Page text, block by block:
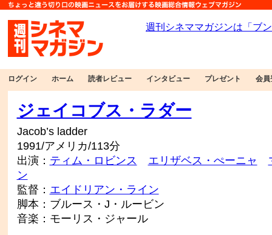
ログイン ホーム 読者レビュー インタビュー プレゼント 会員
ジェイコブス・ラダー
Jacob’s ladder
1991/アメリカ/113分
出演： ティム・ロビンス エリザベス・ぺーニャ
ン
監督： エイドリアン・ライン
脚本：ブルース・J・ルービン
音楽：モーリス・ジャール